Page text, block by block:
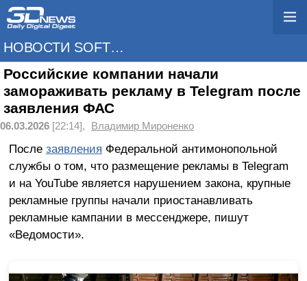
НОВОСТИ SOFTWARE
Российские компании начали
замораживать рекламу в Telegram после
заявления ФАС
06.03.2026 [22:14], Владимир Мироненко
После заявления Федеральной антимонопольной
службы о том, что размещение рекламы в Telegram
и на YouTube является нарушением закона, крупные
рекламные группы начали приостанавливать
рекламные кампании в мессенджере, пишут
«Ведомости».